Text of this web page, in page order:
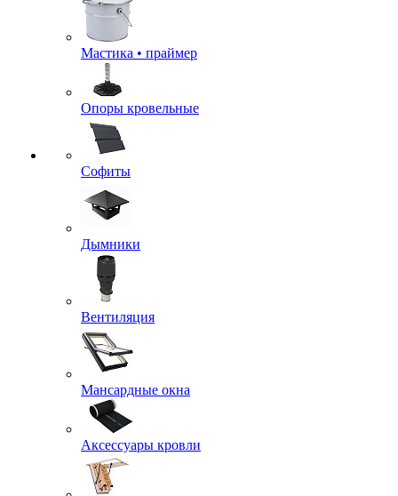
Мастика • праймер
Опоры кровельные
Софиты
Дымники
Вентиляция
Мансардные окна
Аксессуары кровли